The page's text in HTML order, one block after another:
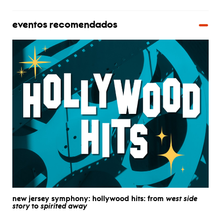
eventos recomendados
new jersey symphony: hollywood hits: from west side
storyto spirited away